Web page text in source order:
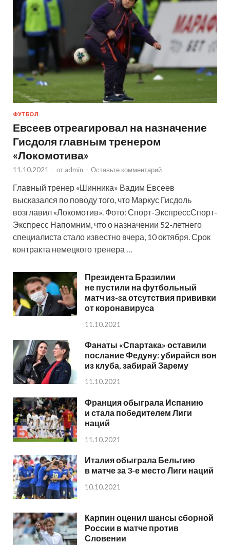
ФУТБОЛ
Евсеев отреагировал на назначение
Гисдоля главным тренером
«Локомотива»
11.10.2021 - от admin - Оставьте комментарий
Главный тренер «Шинника» Вадим Евсеев
высказался по поводу того, что Маркус Гисдоль
возглавил «Локомотив». Фото: Спорт-ЭкспрессСпорт-
Экспресс Напомним, что о назначении 52-летнего
специалиста стало известно вчера, 10 октября. Срок
контракта немецкого тренера …
Президента Бразилии
не пустили на футбольный
матч из-за отсутствия прививки
от коронавируса
11.10.2021
Фанаты «Спартака» оставили
послание Федуну: убирайся вон
из клуба, забирай Зарему
11.10.2021
Франция обыграла Испанию
и стала победителем Лиги
наций
11.10.2021
Италия обыграла Бельгию
в матче за 3-е место Лиги наций
10.10.2021
Карпин оценил шансы сборной
России в матче против
Словении